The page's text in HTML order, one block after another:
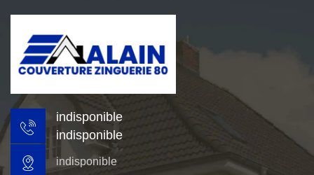
indisponible
indisponible
indisponible